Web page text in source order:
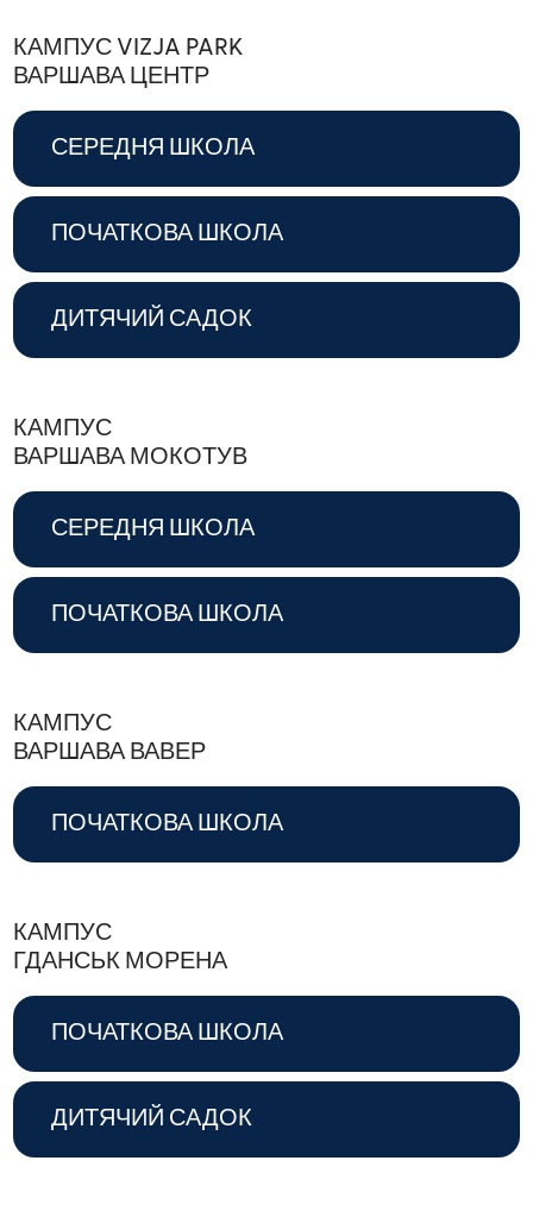
КАМПУС VIZJA PARK
ВАРШАВА ЦЕНТР
СЕРЕДНЯ ШКОЛА
ПОЧАТКОВА ШКОЛА
ДИТЯЧИЙ САДОК
КАМПУС
ВАРШАВА МОКОТУВ
СЕРЕДНЯ ШКОЛА
ПОЧАТКОВА ШКОЛА
КАМПУС
ВАРШАВА ВАВЕР
ПОЧАТКОВА ШКОЛА
КАМПУС
ГДАНСЬК МОРЕНА
ПОЧАТКОВА ШКОЛА
ДИТЯЧИЙ САДОК